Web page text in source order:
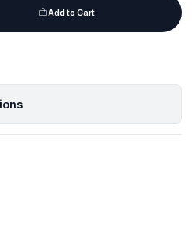
Add to Cart